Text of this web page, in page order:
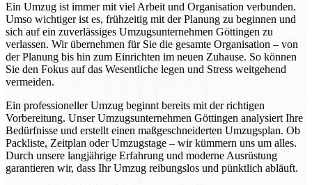
Ein Umzug ist immer mit viel Arbeit und Organisation verbunden.
Umso wichtiger ist es, frühzeitig mit der Planung zu beginnen und
sich auf ein zuverlässiges Umzugsunternehmen Göttingen zu
verlassen. Wir übernehmen für Sie die gesamte Organisation – von
der Planung bis hin zum Einrichten im neuen Zuhause. So können
Sie den Fokus auf das Wesentliche legen und Stress weitgehend
vermeiden.
Ein professioneller Umzug beginnt bereits mit der richtigen
Vorbereitung. Unser Umzugsunternehmen Göttingen analysiert Ihre
Bedürfnisse und erstellt einen maßgeschneiderten Umzugsplan. Ob
Packliste, Zeitplan oder Umzugstage – wir kümmern uns um alles.
Durch unsere langjährige Erfahrung und moderne Ausrüstung
garantieren wir, dass Ihr Umzug reibungslos und pünktlich abläuft.